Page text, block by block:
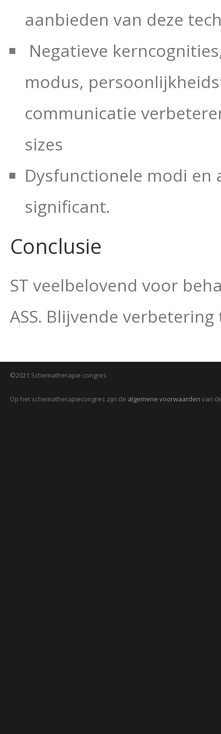
aanbieden van deze
Negatieve
modus,
communicatie
sizes
Dysfunctionele modi en
significant.
Conclusie
ST veelbelovend voor
ASS. Blijvende
©2021 Schematherapie congres
Op het schematherapiecongres zijn de algemene voorwaarden van